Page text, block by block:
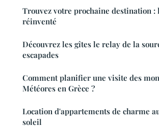
Trouvez votre prochaine destination :
réinventé
Découvrez les gîtes le relay de la
escapades
Comment planifier une visite des
Météores en Grèce ?
Location d'appartements de charme
soleil